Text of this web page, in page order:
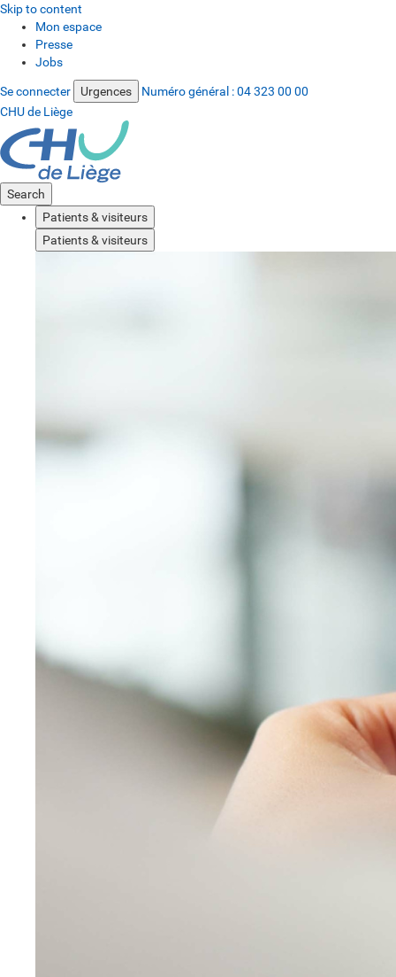
Skip to content
Mon espace
Presse
Jobs
Se connecter Urgences Numéro général :04 323 00 00
CHU de Liège
Search
Patients & visiteurs
Patients & visiteurs